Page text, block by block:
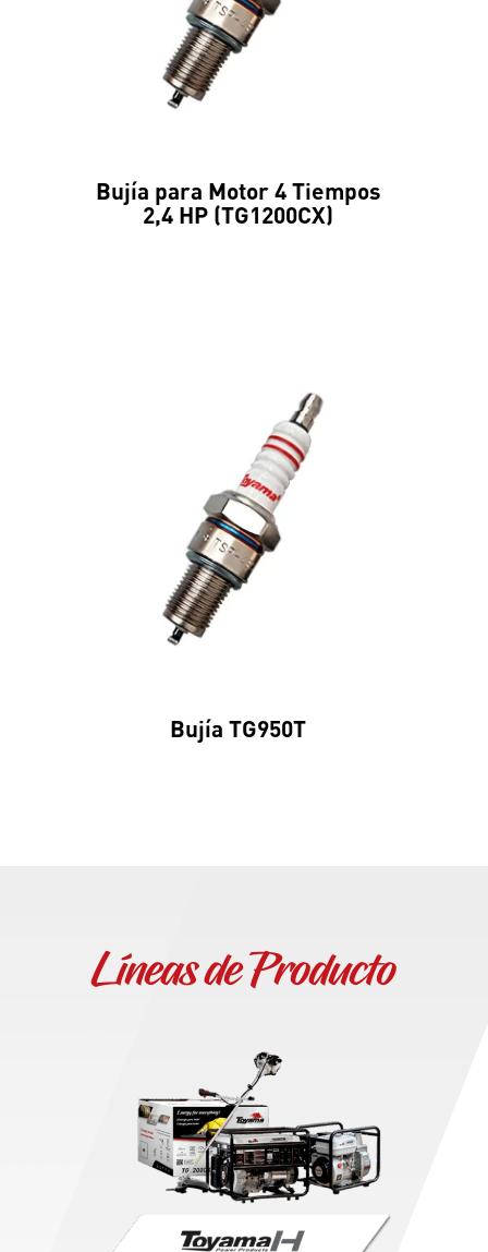
Bujía para Motor 4 Tiempos
2,4 HP (TG1200CX)
Bujía TG950T
Líneas de Producto